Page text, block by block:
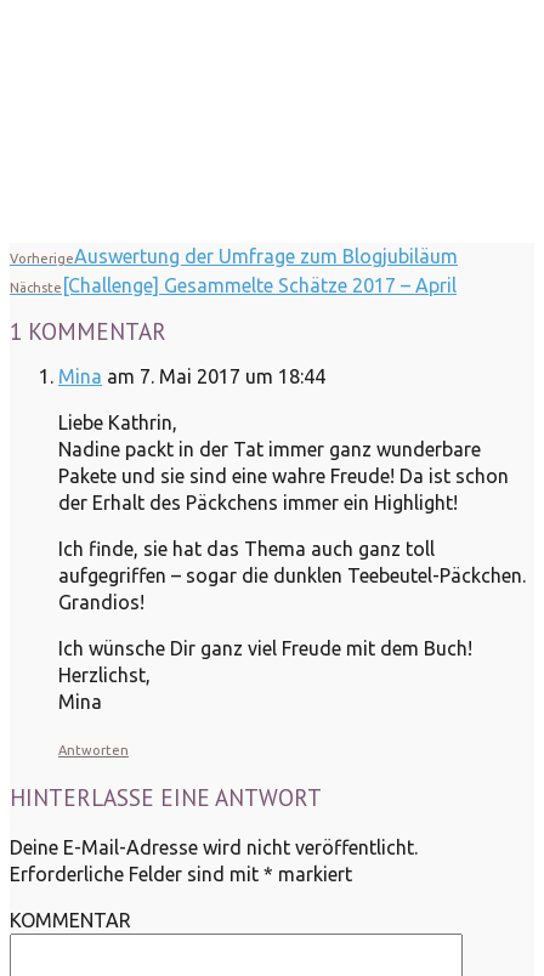
VorherigeAuswertung der Umfrage zum Blogjubiläum
Nächste [Challenge] Gesammelte Schätze 2017 – April
1 KOMMENTAR
Mina am 7. Mai 2017 um 18:44
Liebe Kathrin,
Nadine packt in der Tat immer ganz wunderbare
Pakete und sie sind eine wahre Freude! Da ist schon
der Erhalt des Päckchens immer ein Highlight!
Ich finde, sie hat das Thema auch ganz toll
aufgegriffen – sogar die dunklen Teebeutel-Päckchen.
Grandios!
Ich wünsche Dir ganz viel Freude mit dem Buch!
Herzlichst,
Mina
Antworten
HINTERLASSE EINE ANTWORT
Deine E-Mail-Adresse wird nicht veröffentlicht.
Erforderliche Felder sind mit * markiert
KOMMENTAR